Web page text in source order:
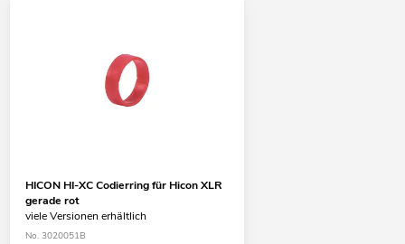
HICON HI-XC Codierring für Hicon XLR
gerade rot
viele Versionen erhältlich
No. 3020051B